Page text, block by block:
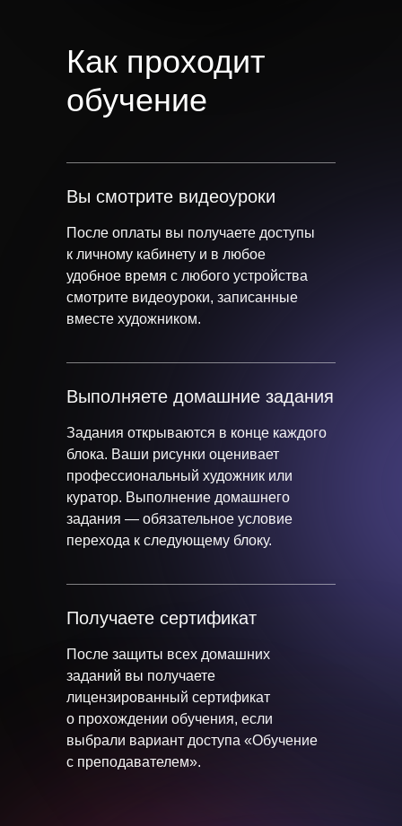
Как проходит
обучение
Получаете сертификат
После защиты всех домашних
заданий вы получаете
лицензированный сертификат
о прохождении обучения, если
выбрали вариант доступа «Обучение
с преподавателем».
Задания открываются в конце каждого
блока. Ваши рисунки оценивает
профессиональный художник или
куратор. Выполнение домашнего
задания — обязательное условие
перехода к следующему блоку.
Выполняете домашние задания
Вы смотрите видеоуроки
После оплаты вы получаете доступы
к личному кабинету и в любое
удобное время с любого устройства
смотрите видеоуроки, записанные
вместе художником.